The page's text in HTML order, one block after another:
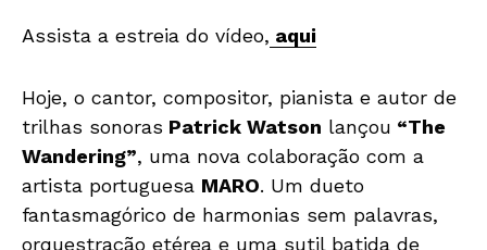
Assista a estreia do vídeo, aqui
Hoje, o cantor, compositor, pianista e autor de
trilhas sonoras Patrick Watson lançou “The
Wandering”, uma nova colaboração com a
artista portuguesa MARO. Um dueto
fantasmagórico de harmonias sem palavras,
orquestração etérea e uma sutil batida de